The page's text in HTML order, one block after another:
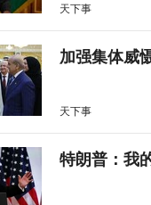
天下事
加强集体威
天下事
特朗普：我